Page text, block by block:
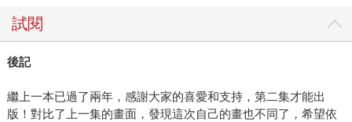
試閱
後記
繼上一本已過了兩年，感謝大家的喜愛和支持，第二集才能出
版！對比了上一集的畫面，發現這次自己的畫也不同了，希望依